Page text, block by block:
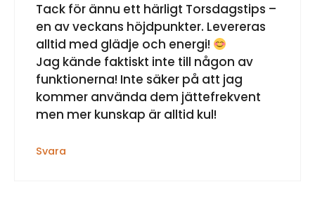
Tack för ännu ett härligt Torsdagstips –
en av veckans höjdpunkter. Levereras
alltid med glädje och energi!
Jag kände faktiskt inte till någon av
funktionerna! Inte säker på att jag
kommer använda dem jättefrekvent
men mer kunskap är alltid kul!
Svara